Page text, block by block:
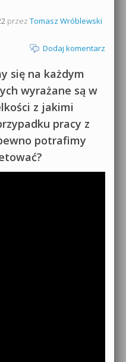
przez Tomasz Wróblewski
Dodaj komentarz
się na każdym
wyrażane są w
z jakimi
pracy z
potrafimy